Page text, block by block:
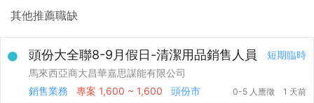
其他推薦職缺
短期臨時
頭份大全聯8-9月假日-清潔用品銷售人員
馬來西亞商大昌華嘉思謀能有限公司
銷售業務
專案 1,600 ~ 1,600 頭份市 0-5 人應徵 1 天前